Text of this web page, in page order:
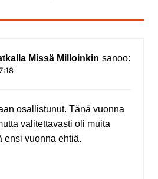
Missä Milloinkin sanoo:
osallistunut. Tänä vuonna
valitettavasti oli muita
ensi vuonna ehtiä.